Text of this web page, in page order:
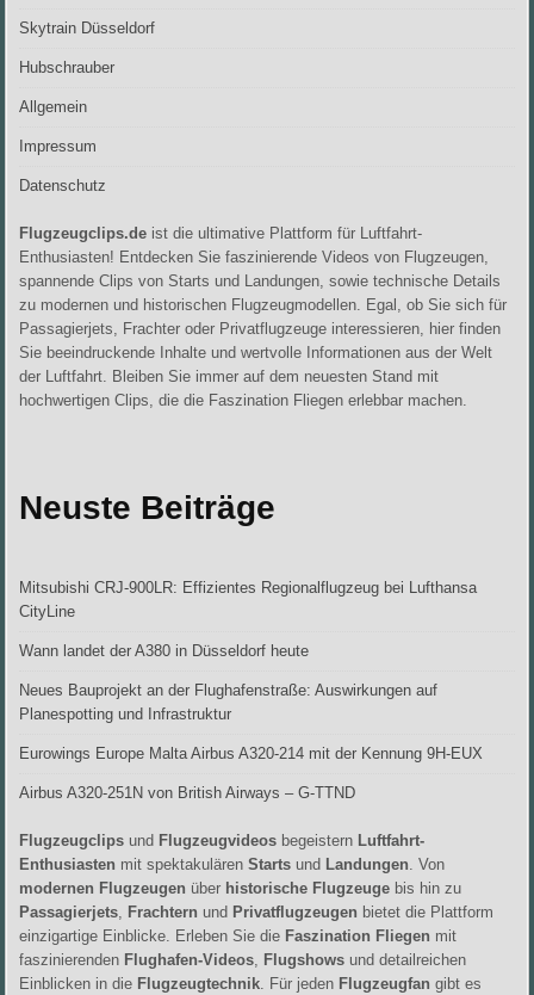
Skytrain Düsseldorf
Hubschrauber
Allgemein
Impressum
Datenschutz
Flugzeugclips.de ist die ultimative Plattform für Luftfahrt-
Enthusiasten! Entdecken Sie faszinierende Videos von Flugzeugen,
spannende Clips von Starts und Landungen, sowie technische Details
zu modernen und historischen Flugzeugmodellen. Egal, ob Sie sich für
Passagierjets, Frachter oder Privatflugzeuge interessieren, hier finden
Sie beeindruckende Inhalte und wertvolle Informationen aus der Welt
der Luftfahrt. Bleiben Sie immer auf dem neuesten Stand mit
hochwertigen Clips, die die Faszination Fliegen erlebbar machen.
Neuste Beiträge
Mitsubishi CRJ-900LR: Effizientes Regionalflugzeug bei Lufthansa
CityLine
Wann landet der A380 in Düsseldorf heute
Neues Bauprojekt an der Flughafenstraße: Auswirkungen auf
Planespotting und Infrastruktur
Eurowings Europe Malta Airbus A320-214 mit der Kennung 9H-EUX
Airbus A320-251N von British Airways – G-TTND
Flugzeugclips und Flugzeugvideos begeistern Luftfahrt-
Enthusiasten mit spektakulärenStarts und Landungen . Von
modernen Flugzeugen über historische Flugzeuge bis hin zu
Passagierjets
Frachtern und Privatflugzeugen bietet die Plattform
einzigartige Einblicke. Erleben Sie die Faszination Fliegen mit
faszinierenden Flughafen-Videos Flugshows und detailreichen
Einblicken in die Flugzeugtechnik . Für jeden Flugzeugfan gibt es